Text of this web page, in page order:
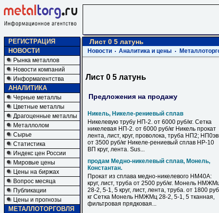
РЕГИСТРАЦИЯ
НОВОСТИ
Рынка металлов
Новости компаний
Информагентства
АНАЛИТИКА
Черные металлы
Цветные металлы
Драгоценные металлы
Металлолом
Сырье
Статистика
Индекс цен России
Мировые цены
Цены на биржах
Вопрос месяца
Публикации
Цены и прогнозы
МЕТАЛЛОТОРГОВЛЯ
Лист 0 5 латунь
Новости Аналитика и цены
Лист 0 5 латунь
Предложения на продажу
Никель, Никеле-рениевый сплав
Никелевую трубу НП-2. от 6000 руб/кг. Сетка
никелевая НП-2. от 6000 руб/кг Никель прокат
лента, лист, круг, проволока, труба НП2;
от 3500 руб/кг Никеле-рениевый сплав НР-10
ВП круг, лента. Sus...
продам Медно-никелевый сплав, Монель,
Константан.
Прокат из сплава медно-никелевого НМ40А:
круг, лист, труба от 2500 руб/кг. Монель
28-2, 5-1, 5 круг, лист, лента, труба. от 1800
кг Сетка Монель НМЖМц 28-2, 5-1, 5 тканная,
фильтровая прядковая...